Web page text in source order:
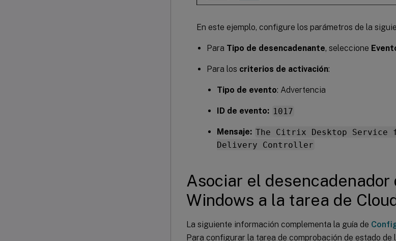
En este ejemplo, configure los parámetros de la
Para Tipo de desencadenante, seleccione
Para los criterios de activación:
Tipo de evento: Advertencia
ID de evento: 1017
Mensaje: The Citrix Desktop
Delivery Controller
Asociar el desencadenador
Windows a la tarea de
La siguiente información complementa la guía de
Para configurar la tarea de comprobación de estado de